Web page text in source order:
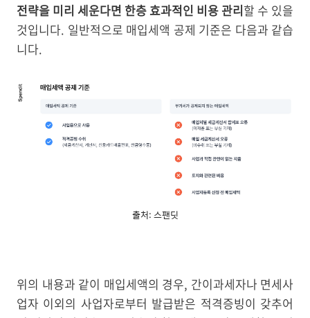
전략을 미리 세운다면 한층 효과적인 비용 관리할 수 있을
것입니다. 일반적으로 매입세액 공제 기준은 다음과 같습
니다.
출처: 스팬딧
위의 내용과 같이 매입세액의 경우, 간이과세자나 면세사
업자 이외의 사업자로부터 발급받은 적격증빙이 갖추어